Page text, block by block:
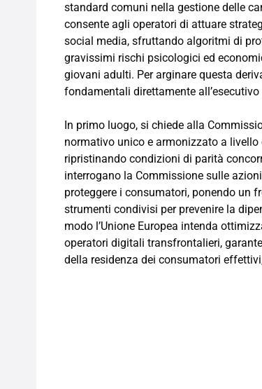
standard comuni nella gestione delle
consente agli operatori di attuare
social media, sfruttando algoritmi di
gravissimi rischi psicologici ed
giovani adulti. Per arginare questa
fondamentali direttamente all’esecutivo
In primo luogo, si chiede alla
normativo unico e armonizzato a
ripristinando condizioni di parità
interrogano la Commissione sulle
proteggere i consumatori, ponendo un
strumenti condivisi per prevenire la
modo l’Unione Europea intenda
operatori digitali transfrontalieri,
della residenza dei consumatori